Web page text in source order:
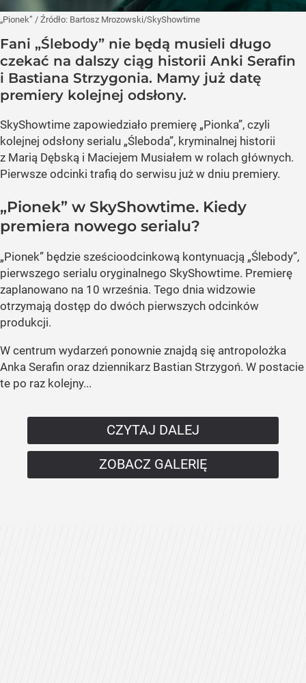
„Pionek” / Źródło: Bartosz Mrozowski/SkyShowtime
Fani „Ślebody” nie będą musieli długo
czekać na dalszy ciąg historii Anki Serafin
i Bastiana Strzygonia. Mamy już datę
premiery kolejnej odsłony.
SkyShowtime zapowiedziało premierę „Pionka”, czyli
kolejnej odsłony serialu „Śleboda”, kryminalnej historii
z Marią Dębską i Maciejem Musiałem w rolach głównych.
Pierwsze odcinki trafią do serwisu już w dniu premiery.
„Pionek” w SkyShowtime. Kiedy
premiera nowego serialu?
„Pionek” będzie sześcioodcinkową kontynuacją „Ślebody”,
pierwszego serialu oryginalnego SkyShowtime. Premierę
zaplanowano na 10 września. Tego dnia widzowie
otrzymają dostęp do dwóch pierwszych odcinków
produkcji.
W centrum wydarzeń ponownie znajdą się antropolożka
Anka Serafin oraz dziennikarz Bastian Strzygoń. W postacie
te po raz kolejny...
CZYTAJ DALEJ
ZOBACZ GALERIĘ